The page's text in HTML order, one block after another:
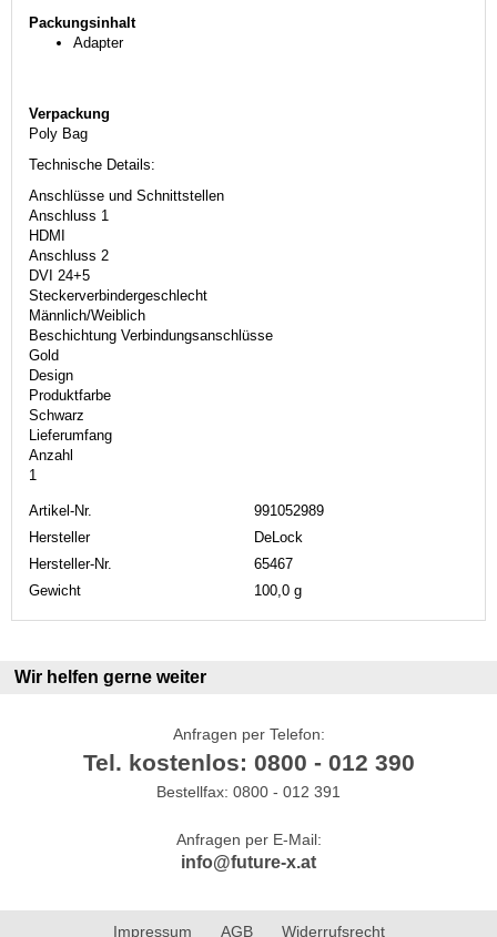
Packungsinhalt
Adapter
Verpackung
Poly Bag
Technische Details:
Anschlüsse und Schnittstellen
Anschluss 1
HDMI
Anschluss 2
DVI 24+5
Steckerverbindergeschlecht
Männlich/Weiblich
Beschichtung Verbindungsanschlüsse
Gold
Design
Produktfarbe
Schwarz
Lieferumfang
Anzahl
1
Artikel-Nr.
991052989
Hersteller
DeLock
Hersteller-Nr.
65467
Gewicht
100,0 g
Wir helfen gerne weiter
Anfragen per Telefon:
Tel. kostenlos: 0800 - 012 390
Bestellfax: 0800 - 012 391
Anfragen per E-Mail:
info@future-x.at
Impressum AGB Widerrufsrecht